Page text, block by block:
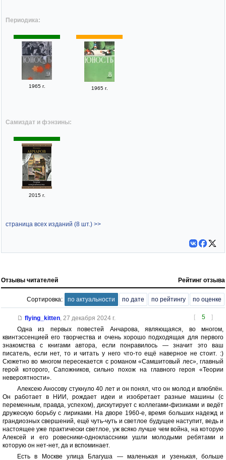
Периодика:
1965 г. 1965 г.
Самиздат и фэнзины:
2015 г.
страница всех изданий (8 шт.) >>
Отзывы читателей Рейтинг отзыва
Сортировка: по актуальности по дате по рейтингу по оценке
[ 5 ]
flying_kitten, 27 декабря 2024 г.
Одна из первых повестей Анчарова, являющаяся, во многом,
квинтэссенцией его творчества и очень хорошо подходящая для первого
знакомства с книгами автора, если понравилось — значит это ваш
писатель, если нет, то и читать у него что-то ещё наверное не стоит. :)
Сюжетно во многом пересекается с романом «Самшитовый лес», главный
герой которого, Сапожников, сильно похож на главного героя «Теории
невероятности».
Алексею Аносову стукнуло 40 лет и он понял, что он молод и влюблён.
Он работает в НИИ, рождает идеи и изобретает разные машины (с
переменным, правда, успехом), дискутирует с коллегами-физиками и ведёт
дружескую борьбу с лириками. На дворе 1960-е, время больших надежд и
грандиозных свершений, ещё чуть-чуть и светлое будущее наступит, ведь и
настоящее уже практически светлое, уж всяко лучше чем война, на которую
Алексей и его ровесники-одноклассники ушли молодыми ребятами и
которую он нет-нет, да и вспоминает.
Есть в Москве улица Благуша — маленькая и узенькая, больше